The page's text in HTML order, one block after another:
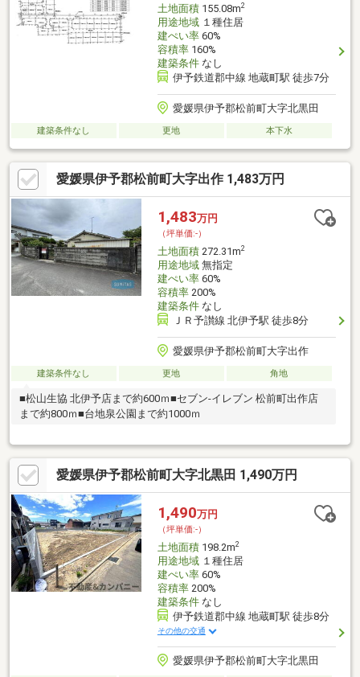
土地面積155.08m2
用途地域１種住居
建ぺい率60%
容積率160%
建築条件なし
伊予鉄道郡中線 地蔵町駅 徒歩7分
愛媛県伊予郡松前町大字北黒田
建築条件なし 更地 本下水
愛媛県伊予郡松前町大字出作 1,483万円
1,483万円
（坪単価:-）
土地面積272.31m2
用途地域無指定
建ぺい率60%
容積率200%
建築条件なし
ＪＲ予讃線 北伊予駅 徒歩8分
愛媛県伊予郡松前町大字出作
建築条件なし 更地 角地
■松山生協 北伊予店まで約600ｍ■セブン-イレブン 松前町出作店
まで約800ｍ■台地泉公園まで約1000ｍ
愛媛県伊予郡松前町大字北黒田 1,490万円
1,490万円
（坪単価:-）
土地面積198.2m2
用途地域１種住居
建ぺい率60%
容積率200%
建築条件なし
伊予鉄道郡中線 地蔵町駅 徒歩8分
その他の交通
愛媛県伊予郡松前町大字北黒田